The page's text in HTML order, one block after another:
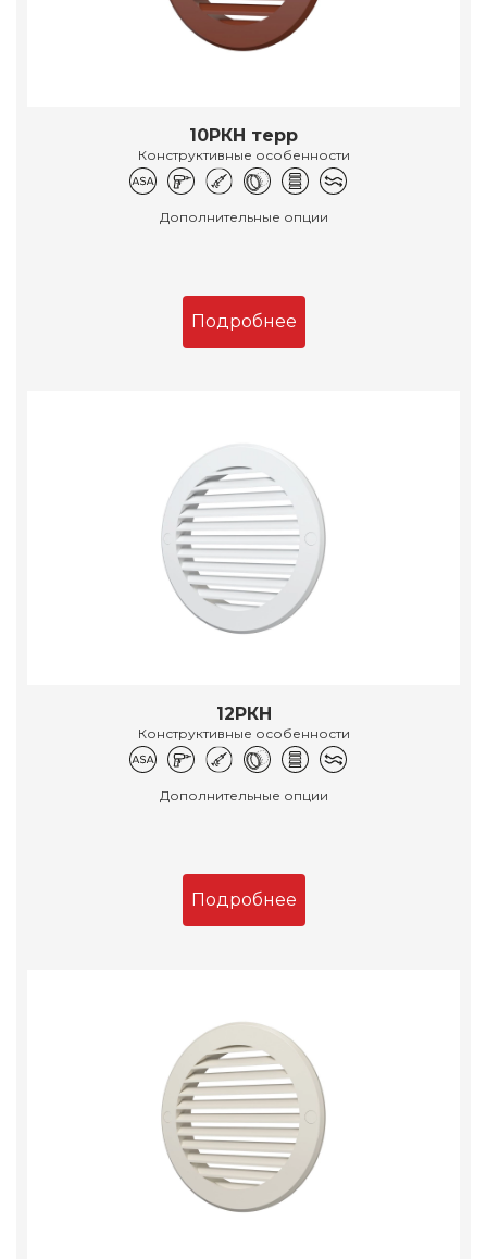
10РКН терр
Конструктивные особенности
Дополнительные опции
Подробнее
12РКН
Конструктивные особенности
Дополнительные опции
Подробнее